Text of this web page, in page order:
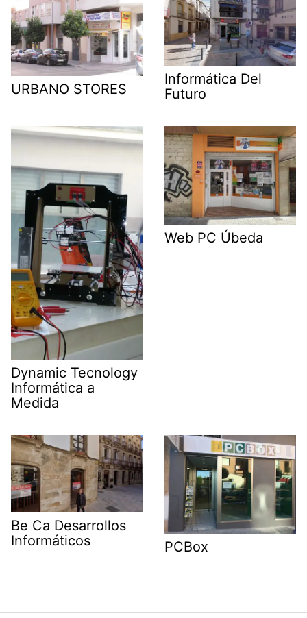
URBANO STORES
Informática Del
Futuro
Dynamic Tecnology
Informática a
Medida
Web PC Úbeda
Be Ca Desarrollos
Informáticos
PCBox